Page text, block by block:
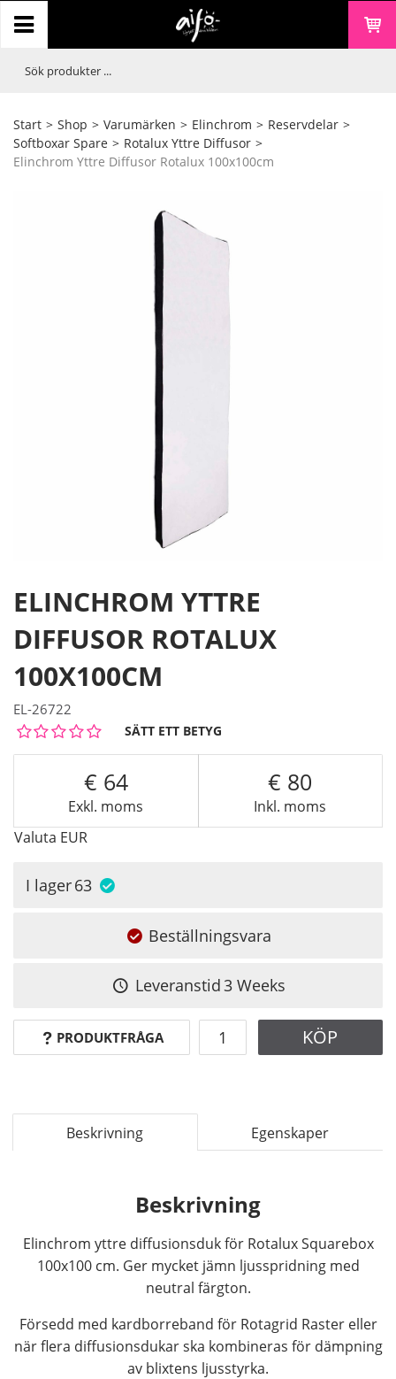
Start > Shop > Varumärken > Elinchrom > Reservdelar >
Softboxar Spare > Rotalux Yttre Diffusor >
Elinchrom Yttre Diffusor Rotalux 100x100cm
ELINCHROM YTTRE
DIFFUSOR ROTALUX
100X100CM
EL-26722
SÄTT ETT BETYG
Exkl. moms
64
Inkl. moms
80
Valuta EUR
I lager63
Beställningsvara
Leveranstid3 Weeks
PRODUKTFRÅGA KÖP
Beskrivning Egenskaper
Beskrivning
Elinchrom yttre diffusionsduk för Rotalux Squarebox
100x100 cm. Ger mycket jämn ljusspridning med
neutral färgton.
Försedd med kardborreband för Rotagrid Raster eller
när flera diffusionsdukar ska kombineras för dämpning
av blixtens ljusstyrka.